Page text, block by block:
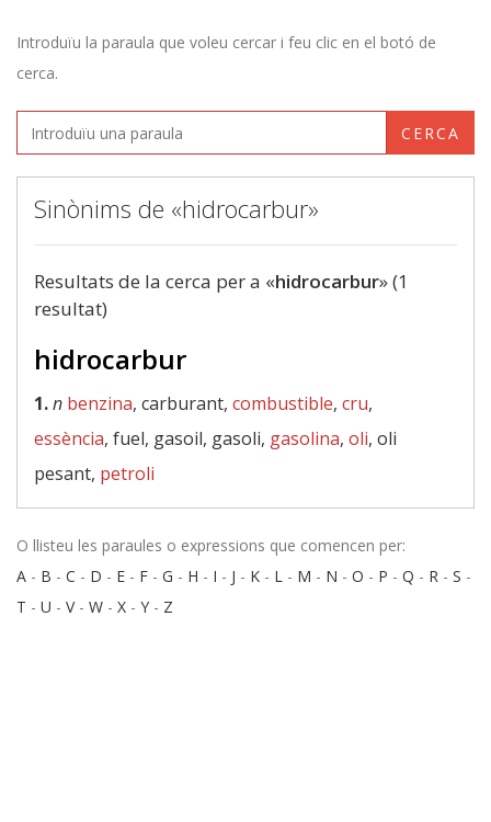
Introduïu la paraula que voleu cercar i feu clic en el botó de
cerca.
CERCA
Sinònims de «hidrocarbur»
Resultats de la cerca per a «hidrocarbur» (1
resultat)
hidrocarbur
1.n benzina, carburant, combustible, cru,
essència, fuel, gasoil, gasoli, gasolina, oli, oli
pesant, petroli
O llisteu les paraules o expressions que comencen per:
A - B - C - D - E - F - G - H - I - J - K - L - M - N - O - P - Q - R - S -
T - U - V- W - X - Y - Z